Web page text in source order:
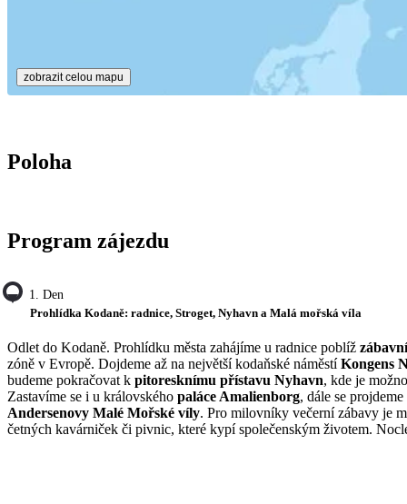
zobrazit celou mapu
Poloha
Program zájezdu
1. Den
Prohlídka Kodaně: radnice, Stroget, Nyhavn a Malá mořská víla
Odlet do Kodaně. Prohlídku města zahájíme u radnice poblíž
zóně v Evropě. Dojdeme až na největší kodaňské náměstíKongens
budeme pokračovat k pitoresknímu přístavu Nyhavn, kde je
Zastavíme se i u královského paláce Amalienborg, dále se
Andersenovy Malé Mořské víly. Pro milovníky večerní zábavy je
četných kavárniček či pivnic, které kypí společenským životem.